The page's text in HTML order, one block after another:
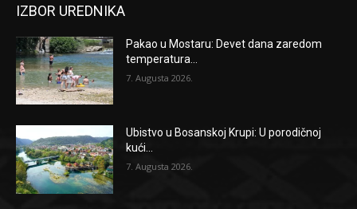
IZBOR UREDNIKA
Pakao u Mostaru: Devet dana zaredom
temperatura...
7. Augusta 2026.
Ubistvo u Bosanskoj Krupi: U porodičnoj
kući...
7. Augusta 2026.